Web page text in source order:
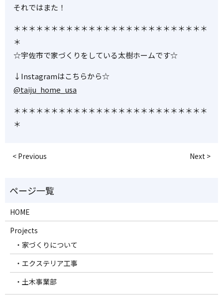
それではまた！
＊＊＊＊＊＊＊＊＊＊＊＊＊＊＊＊＊＊＊＊＊＊＊＊＊＊
＊
☆宇佐市で家づくりをしている太樹ホームです☆
↓Instagramはこちらから☆
@taiju_home_usa
＊＊＊＊＊＊＊＊＊＊＊＊＊＊＊＊＊＊＊＊＊＊＊＊＊＊
＊
< Previous Next >
HOME
Projects
・家づくりについて
・エクステリア工事
・土木事業部